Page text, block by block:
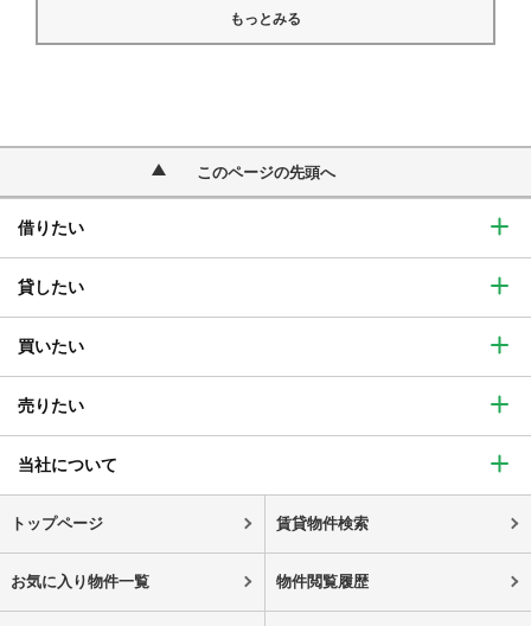
もっとみる
このページの先頭へ
借りたい
貸したい
買いたい
売りたい
当社について
トップページ 賃貸物件検索
お気に入り物件一覧 物件閲覧履歴